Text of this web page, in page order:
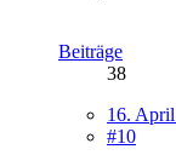
Beiträge
38
16.
#10